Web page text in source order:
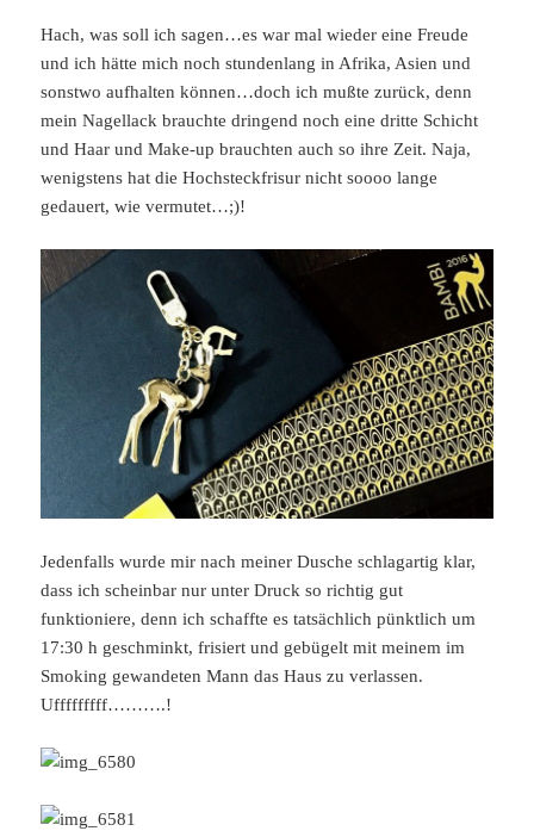
Hach, was soll ich sagen…es war mal wieder eine Freude
und ich hätte mich noch stundenlang in Afrika, Asien und
sonstwo aufhalten können…doch ich mußte zurück, denn
mein Nagellack brauchte dringend noch eine dritte Schicht
und Haar und Make-up brauchten auch so ihre Zeit. Naja,
wenigstens hat die Hochsteckfrisur nicht soooo lange
gedauert, wie vermutet…;)!
Jedenfalls wurde mir nach meiner Dusche schlagartig klar,
dass ich scheinbar nur unter Druck so richtig gut
funktioniere, denn ich schaffte es tatsächlich pünktlich um
17:30 h geschminkt, frisiert und gebügelt mit meinem im
Smoking gewandeten Mann das Haus zu verlassen.
Ufffffffff……….!